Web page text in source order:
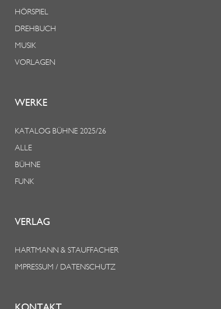
HÖRSPIEL
DREHBUCH
MUSIK
VORLAGEN
WERKE
KATALOG BÜHNE 2025/26
ALLE
BÜHNE
FUNK
VERLAG
HARTMANN & STAUFFACHER
IMPRESSUM / DATENSCHUTZ